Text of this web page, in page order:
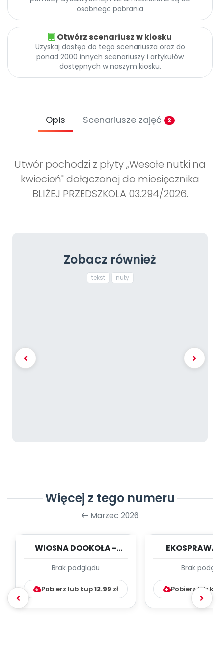
Archiwalne numery
Pomoc
osobnego pobrania
Otwórz scenariusz w kiosku
Uzyskaj dostęp do tego scenariusza oraz do
ponad 2000 innych scenariuszy i artykułów
dostępnych w naszym kiosku.
Opis Scenariusze zajęć 2
Utwór pochodzi z płyty „Wesołe nutki na
kwiecień" dołączonej do miesięcznika
BLIŻEJ PRZEDSZKOLA 03.294/2026.
Zobacz również
tekst nuty
Więcej z tego numeru
Marzec 2026
WIOSNA DOOKOŁA -
PLAN PRACY WYCH....
Brak podglądu
Pobierz lub kup12.99 zł
EKOSPRAWA
TYGODNIOWY
Brak
Pobierz lub